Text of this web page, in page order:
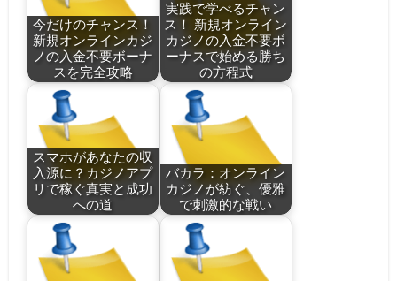
今だけのチャンス！
新規オンラインカジ
ノの入金不要ボーナ
スを完全攻略
実践で学べるチャン
ス！ 新規オンライン
カジノの入金不要ボ
ーナスで始める勝ち
の方程式
スマホがあなたの収
入源に？カジノアプ
リで稼ぐ真実と成功
への道
バカラ：オンライン
カジノが紡ぐ、優雅
で刺激的な戦い